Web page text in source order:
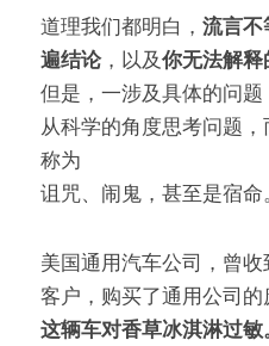
道理我们都明白， 流言不
遍结论，以及你无法解释
但是，一涉及具体的问
从科学的角度思考问题
称为
诅咒、闹鬼，甚至是宿命。
美国通用汽车公司，曾
客户，购买了通用公司的
这辆车对香草冰淇淋过敏。